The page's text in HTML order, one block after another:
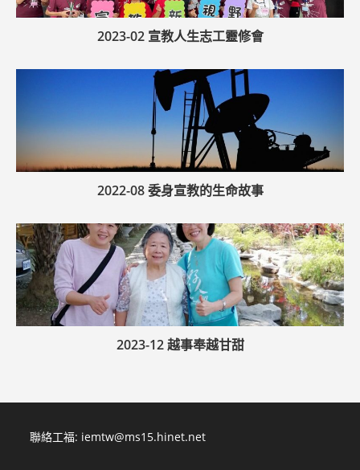
2023-02 宣教人生志工靈修會
2022-08 委身宣教的生命故事
2023-12 越事奉越甘甜
聯絡工福: iemtw@ms15.hinet.net